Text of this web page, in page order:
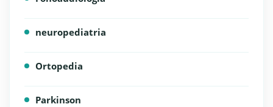
neuropediatria
Ortopedia
Parkinson